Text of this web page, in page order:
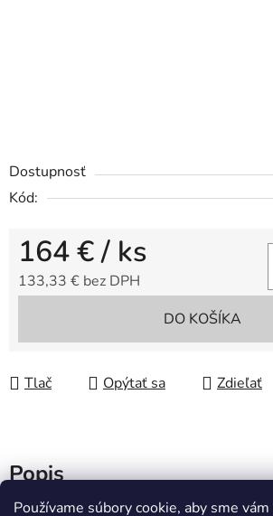
Používame súbory cookie, aby sme
Dostupnosť
Kód:
164 €/ ks
133,33 € bez DPH
DO KOŠÍKA
Tlač Opýtať sa Zdieľať
Popis